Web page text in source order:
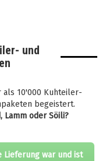
und
als 10'000 Kuhteiler-
begeistert.
Lamm oder Söili?
Lieferung war und ist